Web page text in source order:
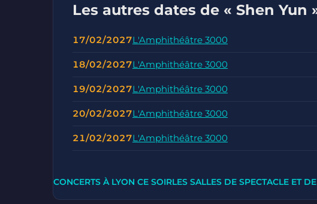
Les autres dates de « Shen Yun
17/02/2027L'Amphithéâtre 3000
18/02/2027L'Amphithéâtre 3000
19/02/2027L'Amphithéâtre 3000
20/02/2027L'Amphithéâtre 3000
21/02/2027L'Amphithéâtre 3000
CONCERTS À LYON CE SOIRLES SALLES DE SPECTACLE ET